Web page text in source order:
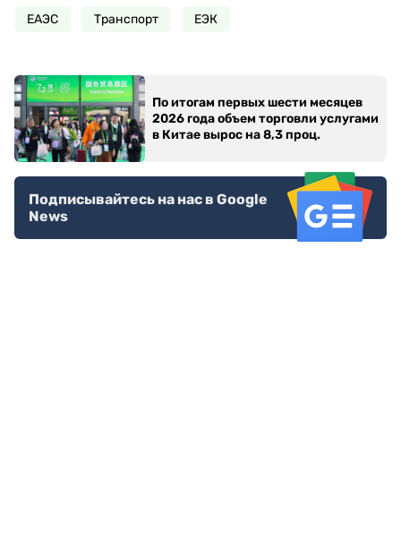
ЕАЭС Транспорт ЕЭК
По итогам первых шести месяцев
2026 года объем торговли услугами
в Китае вырос на 8,3 проц.
Подписывайтесь на нас в Google
News